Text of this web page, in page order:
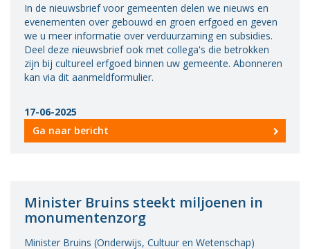
Opleidingen
Over
BWT
Vacatures
In de nieuwsbrief voor gemeenten delen we nieuws en
evenementen over gebouwd en groen erfgoed en geven
we u meer informatie over verduurzaming en subsidies.
Deel deze nieuwsbrief ook met collega's die betrokken
zijn bij cultureel erfgoed binnen uw gemeente. Abonneren
kan via dit aanmeldformulier.
17-06-2025
Ga naar bericht
Minister Bruins steekt miljoenen in
monumentenzorg
Minister Bruins (Onderwijs, Cultuur en Wetenschap)